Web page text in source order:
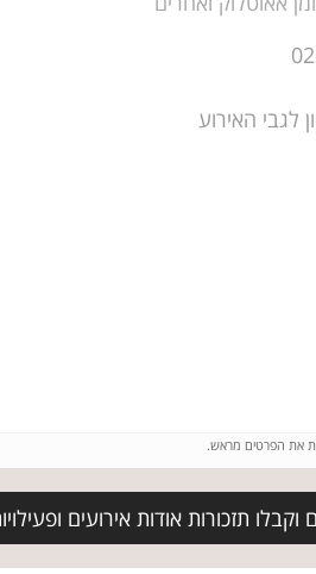
לגבי האירוע
את הפרטים מראש.
תזכורות אודות אירועים